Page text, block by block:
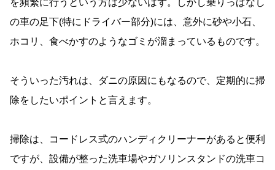
を頻繁に行うという方は少ないはず。しかし乗りっぱなし
の車の足下(特にドライバー部分)には、意外に砂や小石、
ホコリ、食べかすのようなゴミが溜まっているものです。
そういった汚れは、ダニの原因にもなるので、定期的に掃
除をしたいポイントと言えます。
掃除は、コードレス式のハンディクリーナーがあると便利
ですが、設備が整った洗車場やガソリンスタンドの洗車コ